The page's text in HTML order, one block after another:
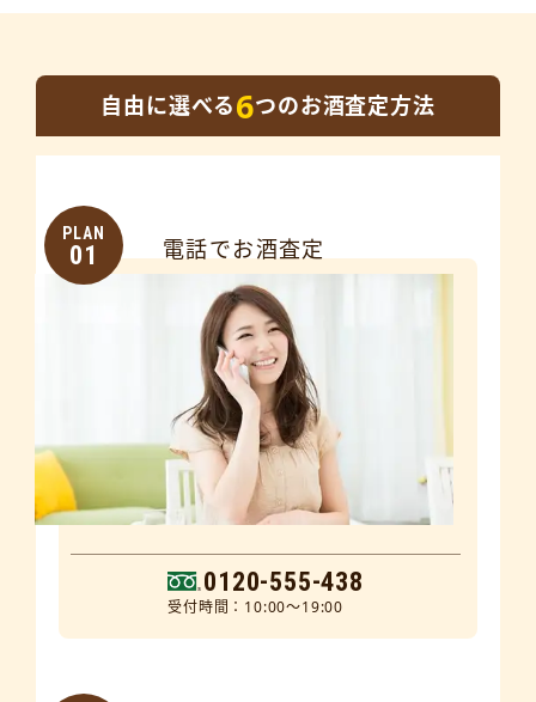
自由に選べる6つのお酒査定方法
PLAN
01 電話でお酒査定
0120-555-438
受付時間：10:00～19:00